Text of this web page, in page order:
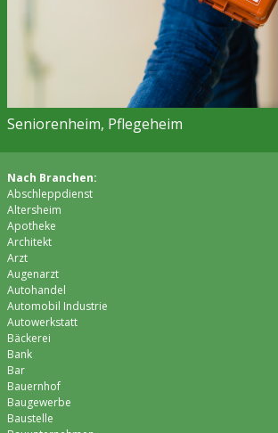
Seniorenheim, Pflegeheim
Nach Branchen:
Abschleppdienst
Altersheim
Apotheke
Architekt
Arzt
Augenarzt
Autohandel
Automobil Industrie
Autowerkstatt
Bäckerei
Bank
Bar
Bauernhof
Baugewerbe
Baustelle